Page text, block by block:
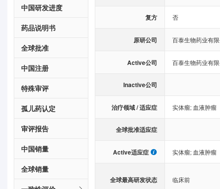
中国研发进度
药品说明书
全球批准
中国注册
特殊审评
孤儿药认定
审评报告
中国销量
全球销量
复方 否
原研公司 百泰生物药业有
Active公司 百泰生物药业有
Inactive公司
治疗领域 / 适应症 实体瘤; 血液肿瘤
全球批准适应症
Active适应症 实体瘤; 血液肿瘤
全球最高研发状态 临床前